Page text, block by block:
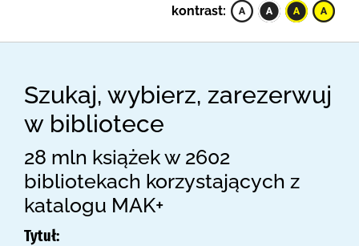
kontrast:
Szukaj, wybierz, zarezerwuj
w bibliotece
28 mln książek w 2602
bibliotekach korzystających z
katalogu MAK+
Tytuł: